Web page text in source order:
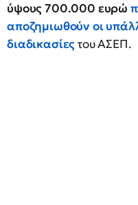
ύψους 700.000 ευρώ
αποζημιωθούν οι
διαδικασίεςτου ΑΣΕΠ.